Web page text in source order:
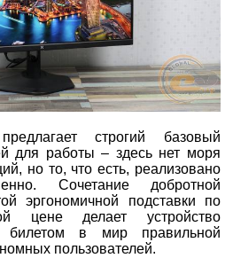
строгий базовый
для работы – здесь нет моря
но то, что есть, реализовано
Сочетание добротной
эргономичной подставки по
цене делает устройство
билетом в мир правильной
пользователей.